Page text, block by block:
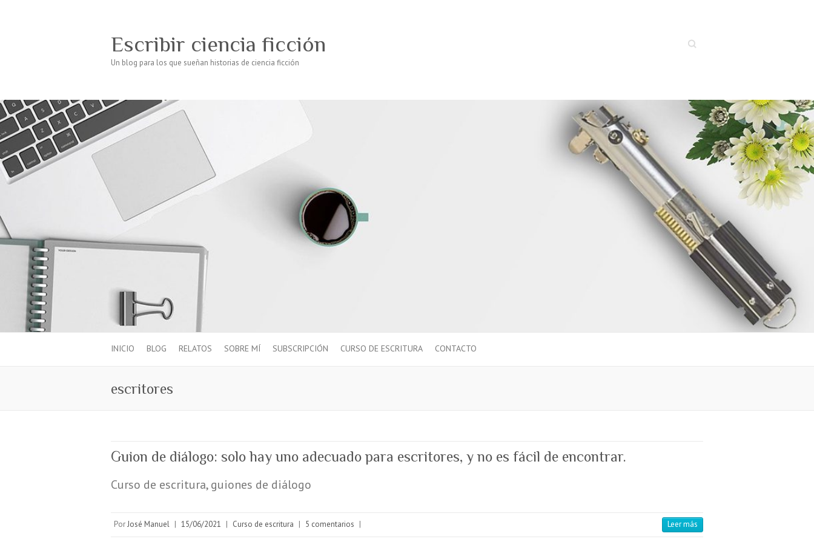
Buscar
Escribir ciencia ficción
Un blog para los que sueñan historias de ciencia ficción
INICIO BLOG RELATOS SOBRE MÍ SUBSCRIPCIÓN CURSO DE ESCRITURA CONTACTO
escritores
Guion de diálogo: solo hay uno adecuado para escritores, y no es fácil de encontrar.
Curso de escritura, guiones de diálogo
PorJosé Manuel | 15/06/2021 | Curso de escritura | 5 comentarios | Leer más